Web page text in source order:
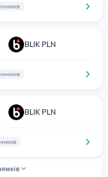
BLIK PLN
BLIK PLN